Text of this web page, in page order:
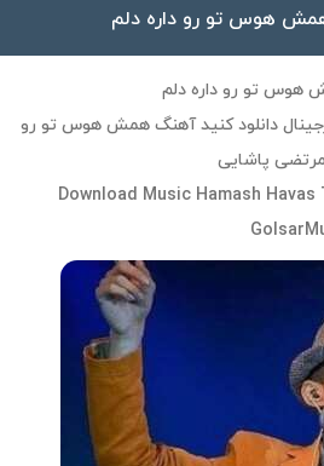
هوس تو رو داره دلم
هوس تو رو داره دلم
دانلود کنید آهنگ همش هوس تو رو
مرتضی پاشایی
Download Music Hamash